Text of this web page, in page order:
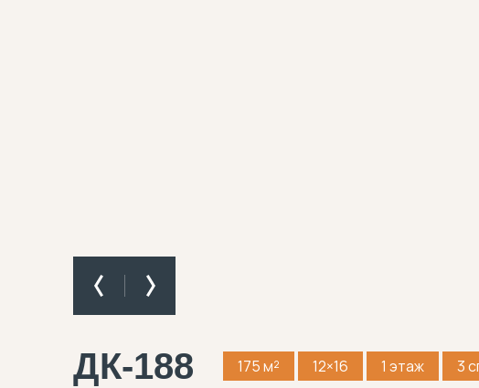
ДК-188 175 м² 12×16 1 этаж 3